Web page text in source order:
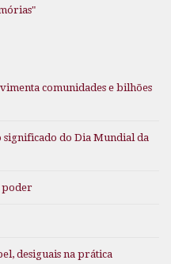
comunidades e bilhões
do Dia Mundial da
poder
desiguais na prática